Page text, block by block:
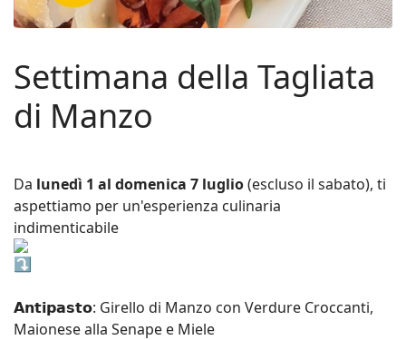
Settimana della Tagliata
di Manzo
Da lunedì 1 al domenica 7 luglio(escluso il sabato), ti
aspettiamo per un'esperienza culinaria
indimenticabile
𝗔𝗻𝘁𝗶𝗽𝗮𝘀𝘁𝗼: Girello di Manzo con Verdure Croccanti,
Maionese alla Senape e Miele